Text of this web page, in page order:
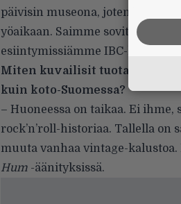
päivisin museona, joten
yöaikaan. Saimme sovittua
esiintymissiämme IBC-kisassa
Miten kuvailisit tuota
kuin koto-Suomessa?
– Huoneessa on taikaa. Ei
rock’n’roll-historiaa. Tallella
muuta vanhaa vintage-
Hum -äänityksissä.